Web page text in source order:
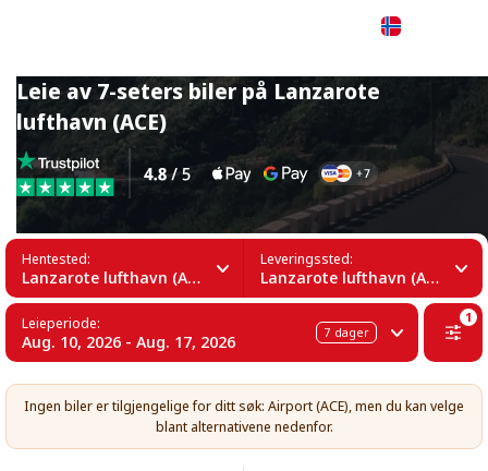
Leie av 7-seters biler på Lanzarote
lufthavn (ACE)
Hentested:
Lanzarote lufthavn (ACE)
Leveringssted:
Lanzarote lufthavn (ACE)
Leieperiode:
Aug. 10, 2026 - Aug. 17, 2026 7 dager
1
Ingen biler er tilgjengelige for ditt søk: Airport (ACE), men du kan velge
blant alternativene nedenfor.